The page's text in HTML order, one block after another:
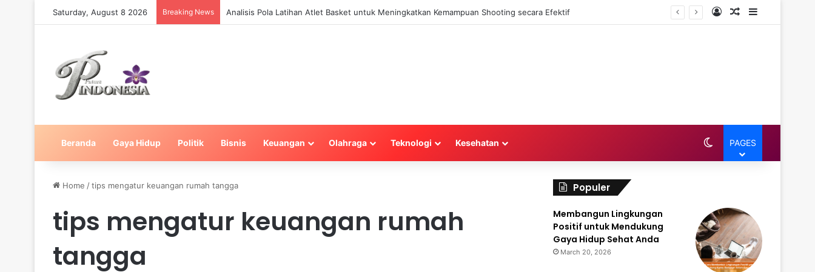
Saturday, August 8 2026 Breaking News Analisis Pola Latihan Atlet Basket untuk Meningkatkan Kemampuan Shooting secara Efektif Log InRandom Article
Sidebar
Beranda Gaya Hidup Politik Bisnis Keuangan Olahraga Teknologi Kesehatan Switch skin
PAGES
Home /tips mengatur keuangan rumah tangga
tips mengatur keuangan rumah
tangga
Populer
Membangun Lingkungan
Positif untuk Mendukung
Gaya Hidup Sehat Anda
March 20, 2026